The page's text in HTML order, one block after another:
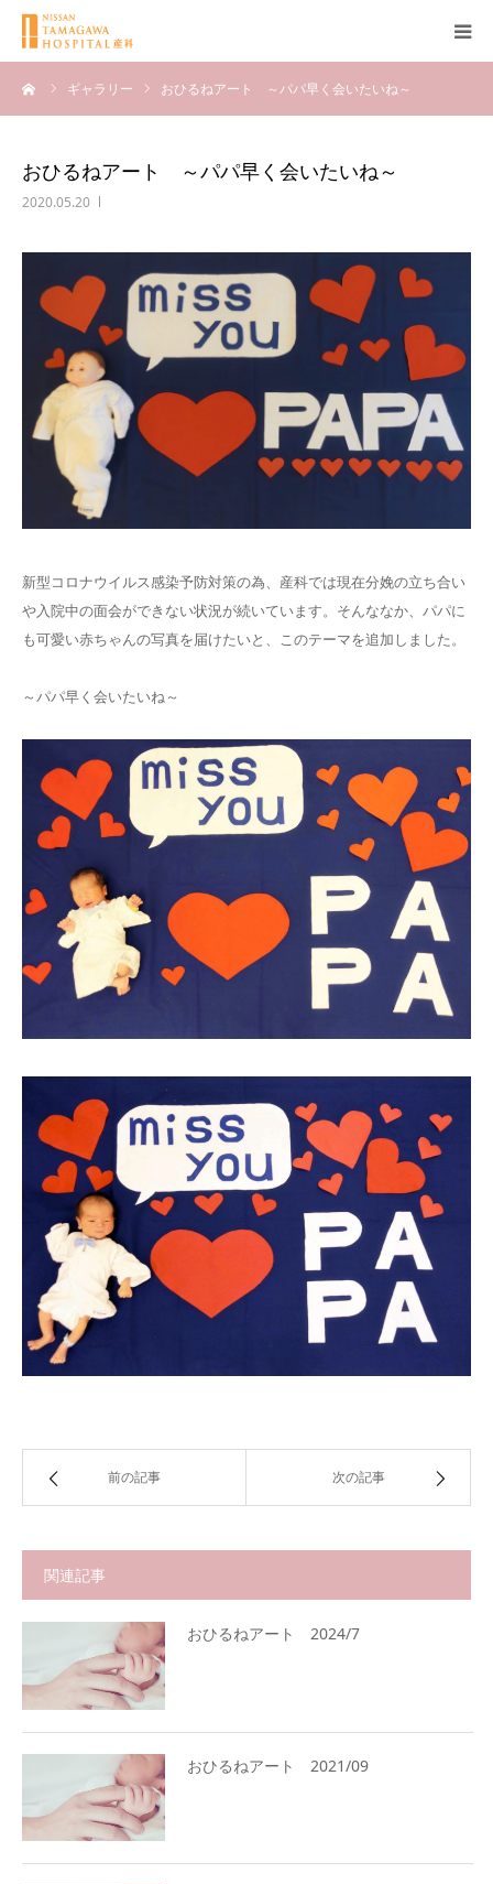
ギャラリー おひるねアート ～パパ早く会いたいね～
おひるねアート ～パパ早く会いたいね～
2020.05.20
新型コロナウイルス感染予防対策の為、産科では現在分娩の立ち合い
や入院中の面会ができない状況が続いています。そんななか、パパに
も可愛い赤ちゃんの写真を届けたいと、このテーマを追加しました。
～パパ早く会いたいね～
前の記事 次の記事
関連記事
おひるねアート 2024/7
おひるねアート 2021/09
産科について
無痛分娩
産後
ブログ
Q＆A
アクセス